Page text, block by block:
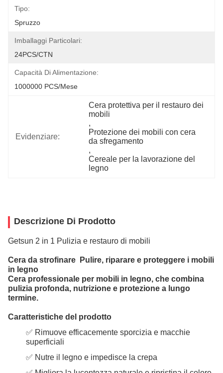
Tipo:
Spruzzo
Imballaggi Particolari:
24PCS/CTN
Capacità Di Alimentazione:
1000000 PCS/Mese
Evidenziare:
Cera protettiva per il restauro dei
mobili
,
Protezione dei mobili con cera
da sfregamento
,
Cereale per la lavorazione del
legno
Descrizione Di Prodotto
Getsun 2 in 1 Pulizia e restauro di mobili
Cera da strofinare ️ Pulire, riparare e proteggere i mobili
in legno
Cera professionale per mobili in legno, che combina
pulizia profonda, nutrizione e protezione a lungo
termine.
Caratteristiche del prodotto
✅ Rimuove efficacemente sporcizia e macchie
superficiali
✅ Nutre il legno e impedisce la crepa